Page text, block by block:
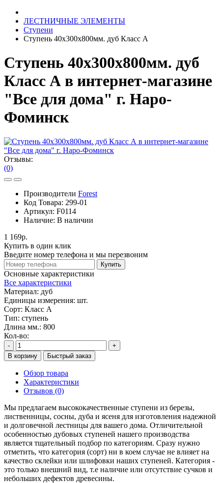
ЛЕСТНИЧНЫЕ ЭЛЕМЕНТЫ
Ступени
Ступень 40х300х800мм. дуб Класс А
Ступень 40х300х800мм. дуб
Класс А в интернет-магазине
"Все для дома" г. Наро-
Фоминск
Отзывы:
(0)
Производители Forest
Код Товара: 299-01
Артикул: F0114
Наличие: В наличии
1 169р.
Купить в один клик
Введите номер телефона и мы перезвоним
Купить
Основные характеристики
Все характеристики
Материал: дуб
Единицы измерения: шт.
Сорт: Класс А
Тип: стyпень
Длина мм.: 800
Кол-во:
-
+
В корзину
Быстрый заказ
Обзор товара
Характеристики
Отзывов (0)
Мы предлагаем высококачественные ступени из березы,
лиственницы, сосны, дуба и ясеня для изготовления надежной
и долговечной лестницы для вашего дома. Отличительной
особенностью дубовых ступеней нашего производства
является тщательный подбор по категориям. Сразу нужно
отметить, что категория (сорт) ни в коем случае не влияет на
качество склейки или шлифовки наших ступеней. Категория -
это только внешний вид, т.е наличие или отсутствие сучков и
небольших дефектов древесины.